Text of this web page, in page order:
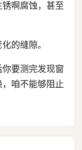
啊腐蚀，甚至
的缝隙。
要测完发现窗
咱不能够阻止